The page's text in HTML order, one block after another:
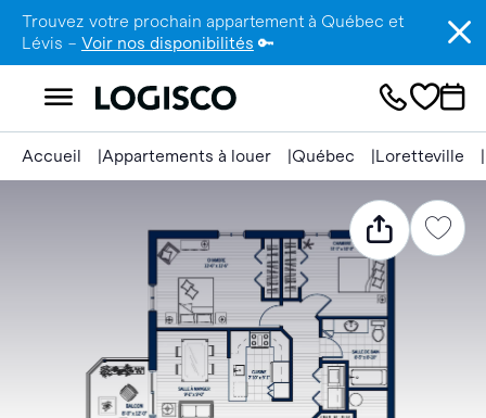
Trouvez votre prochain appartement à Québec et
Lévis – Voir nos disponibilités 🔑
Accueil Appartements à louer Québec Loretteville